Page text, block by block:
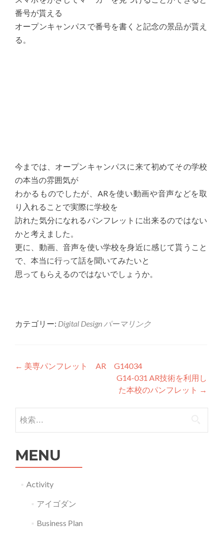
番号が貰える
オープンキャンパスで番号を書くと記念の景品が貰え
る。
今までは、オープンキャンパスに来て初めてその学校
の本当の雰囲気が
わかるものでしたが、ARを使い動画や音声などを取
り入れることで実際に学校を
訪れた気分になれるパンフレットに出来るのではない
かと考えました。
更に、動画、音声を使い学校を身近に感じて貰うこと
で、本当に行って話を聞いてみたいと
思ってもらえるのではないでしょうか。
カテゴリー: Digital Design パーマリンク
投稿ナビゲーション
← 美専パンフレット AR G14034
G14-031 AR技術を利用し
た本校のパンフレット →
検索:
MENU
Activity
アイゴダン
Business Plan